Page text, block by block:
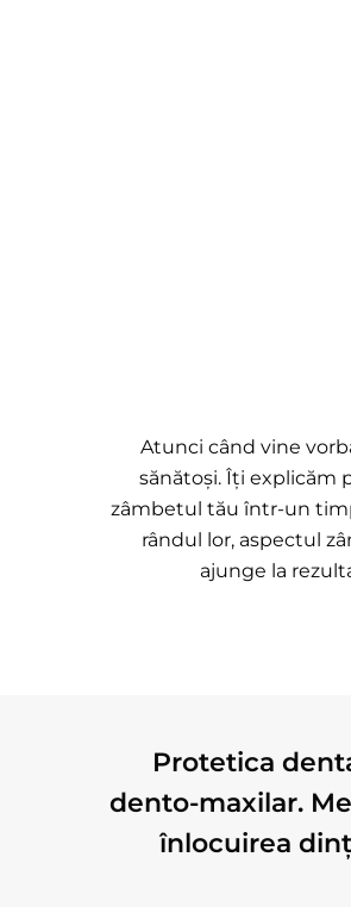
Atunci când vine
sănătoși. Îți explicăm
zâmbetul tău într-un
rândul lor, aspectul
ajunge la
Protetica
dento-maxilar.
înlocuirea